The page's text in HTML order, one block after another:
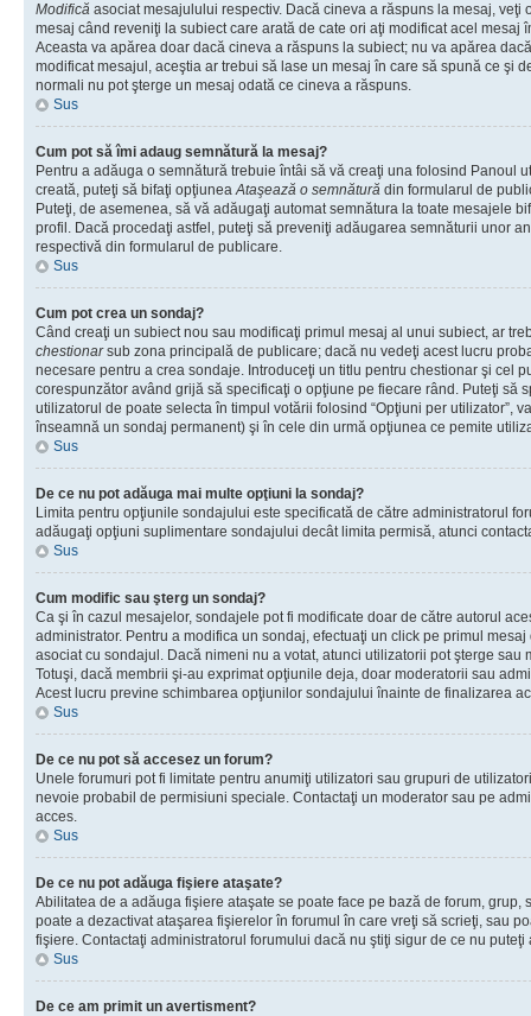
Modifică asociat mesajulului respectiv. Dacă cineva a răspuns la mesaj, veţi
mesaj când reveniţi la subiect care arată de cate ori aţi modificat acel mesaj
Aceasta va apărea doar dacă cineva a răspuns la subiect; nu va apărea
modificat mesajul, aceştia ar trebui să lase un mesaj în care să spună ce şi
normali nu pot şterge un mesaj odată ce cineva a răspuns.
Sus
Cum pot să îmi adaug semnătură la mesaj?
Pentru a adăuga o semnătură trebuie întâi să vă creaţi una folosind Panoul
creată, puteţi să bifaţi opţiuneaAtaşează o semnătură din formularul de
Puteţi, de asemenea, să vă adăugaţi automat semnătura la toate mesajele
profil. Dacă procedaţi astfel, puteţi să preveniţi adăugarea semnăturii unor
respectivă din formularul de publicare.
Sus
Cum pot crea un sondaj?
Când creaţi un subiect nou sau modificaţi primul mesaj al unui subiect, ar
chestionarsub zona principală de publicare; dacă nu vedeţi acest lucru
necesare pentru a crea sondaje. Introduceţi un titlu pentru chestionar şi cel
corespunzător având grijă să specificaţi o opţiune pe fiecare rând. Puteţi să
utilizatorul de poate selecta în timpul votării folosind “Opţiuni per utilizator”,
înseamnă un sondaj permanent) şi în cele din urmă opţiunea ce pemite
Sus
De ce nu pot adăuga mai multe opţiuni la sondaj?
Limita pentru opţiunile sondajului este specificată de către administratorul
adăugaţi opţiuni suplimentare sondajului decât limita permisă, atunci
Sus
Cum modific sau şterg un sondaj?
Ca şi în cazul mesajelor, sondajele pot fi modificate doar de către autorul
administrator. Pentru a modifica un sondaj, efectuaţi un click pe primul
asociat cu sondajul. Dacă nimeni nu a votat, atunci utilizatorii pot şterge
Totuşi, dacă membrii şi-au exprimat opţiunile deja, doar moderatorii sau
Acest lucru previne schimbarea opţiunilor sondajului înainte de finalizarea
Sus
De ce nu pot să accesez un forum?
Unele forumuri pot fi limitate pentru anumiţi utilizatori sau grupuri de
nevoie probabil de permisiuni speciale. Contactaţi un moderator sau pe
acces.
Sus
De ce nu pot adăuga fişiere ataşate?
Abilitatea de a adăuga fişiere ataşate se poate face pe bază de forum, grup,
poate a dezactivat ataşarea fişierelor în forumul în care vreţi să scrieţi, sau
fişiere. Contactaţi administratorul forumului dacă nu ştiţi sigur de ce nu
Sus
De ce am primit un avertisment?